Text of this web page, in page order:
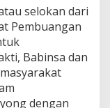
selokan dari
Pembuangan
Babinsa dan
dengan